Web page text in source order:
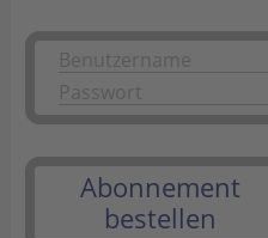
Abonnement
bestellen